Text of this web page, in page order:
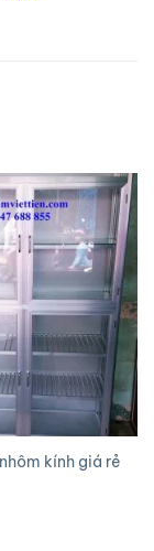
kính giá rẻ